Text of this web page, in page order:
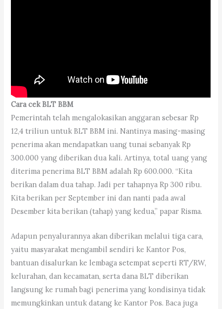
Cara cek BLT BBM
Pemerintah telah mengalokasikan anggaran sebesar Rp
12,4 triliun untuk BLT BBM ini. Nantinya masing-masing
penerima akan mendapatkan uang tunai sebanyak Rp
300.000 yang diberikan dua kali. Artinya, total uang yang
diterima penerima BLT BBM adalah Rp 600.000. “Kita
berikan dalam dua tahap. Jadi per tahapnya Rp 300 ribu.
Kita berikan per September ini dan nanti pada awal
Desember kita berikan (tahap) yang kedua,” papar Risma.
Adapun penyalurannya akan diberikan melalui tiga cara,
yaitu masyarakat mengambil sendiri ke Kantor Pos,
bantuan disalurkan ke lembaga setempat seperti RT/RW,
kelurahan, dan kecamatan, serta dana BLT diberikan
langsung ke rumah bagi penerima yang kondisinya tidak
memungkinkan untuk datang ke Kantor Pos. Baca juga